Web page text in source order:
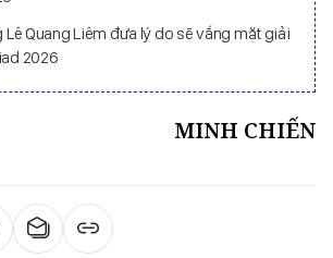
Quang Liêm đưa lý do sẽ vắng mặt giải
2026
MINH CHIẾN